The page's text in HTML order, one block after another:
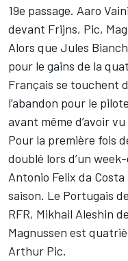
19e passage. Aaro
devant Frijns, Pic,
Alors que Jules
pour le gains de la
Français se touchent
l’abandon pour le
avant même d’avoir vu
Pour la première fois
doublé lors d’un
Antonio Felix da
saison. Le Portugais
RFR, Mikhail Aleshin
Magnussen est
Arthur Pic.